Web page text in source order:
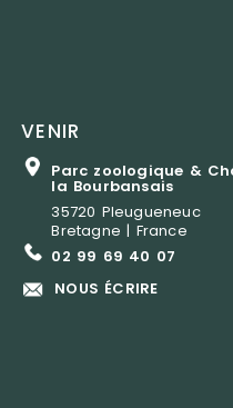
VENIR
Parc zoologique &
la Bourbansais
35720 Pleugueneuc
Bretagne | France
02 99 69 40 07
NOUS ÉCRIRE